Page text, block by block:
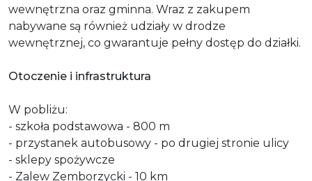
wewnętrzna oraz gminna. Wraz z zakupem
nabywane są również udziały w drodze
wewnętrznej, co gwarantuje pełny dostęp do działki.
Otoczenie i infrastruktura
W pobliżu:
- szkoła podstawowa - 800 m
- przystanek autobusowy - po drugiej stronie ulicy
- sklepy spożywcze
- Zalew Zemborzycki - 10 km